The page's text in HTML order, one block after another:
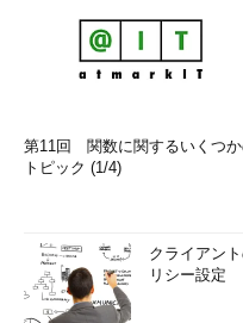
第11回 関数に関するいくつ
トピック (1/4)
クライアン
リシー設定